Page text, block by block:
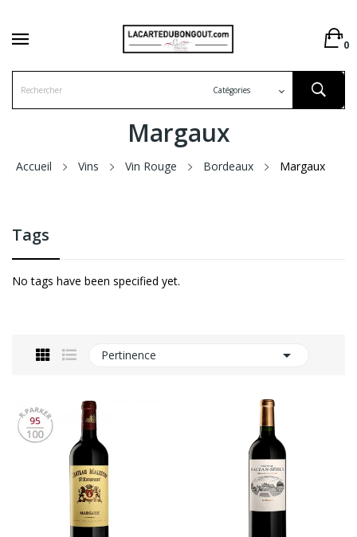
0
Margaux
Accueil Vins Vin Rouge Bordeaux Margaux
Tags
No tags have been specified yet.
Pertinence 